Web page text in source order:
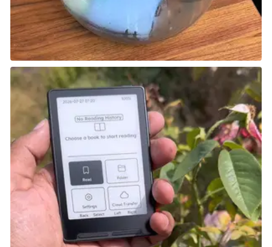
العالم التقاطه، سواء كان في نقابتك أم لا.
الصناعة (Crafting)
التعاون في البناء:
بناء العناصر يصبح أسرع عندما تعمل مع لاعبين آخرين.
وجود الكائنات Pals في الفريق يمكن أن يسرّع من
العملية أيضًا.
العمل الجماعي يجعل بناء القواعد وإنجاز المهام
أكثر كفاءة.
صيد الكائنات (Catching Pals)
التعاون في الصيد:
العمل معًا يجعل من السهل القضاء على الكائنات
Pals وإنقاص صحتها.